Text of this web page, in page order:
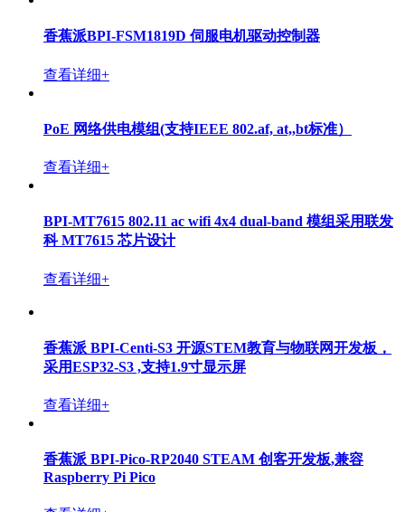
香蕉派 BPI-5202 龙芯2K1000LA开源嵌入式单板工控机
查看详细+
BPI-3A5000 基于龙芯中科3A5000的迷你电脑与廋客户
机
BPI-3A6000 基于龙芯中科3A6000的迷你电脑与廋客户
机
香蕉派BPI-FSM1819D 伺服电机驱动控制器
查看详细+
PoE 网络供电模组(支持IEEE 802.af, at,,bt标准）